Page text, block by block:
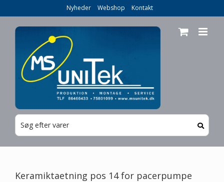
Nyheder Webshop Kontakt
Keramiktaetning pos 14 for pacerpumpe